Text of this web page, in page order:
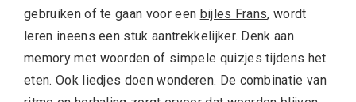
gebruiken of te gaan voor een bijles Frans, wordt
leren ineens een stuk aantrekkelijker. Denk aan
memory met woorden of simpele quizjes tijdens het
eten. Ook liedjes doen wonderen. De combinatie van